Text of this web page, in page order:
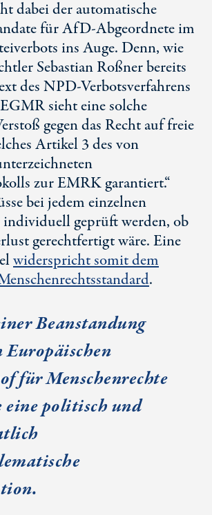
dabei der automatische
für AfD-Abgeordnete im
ins Auge. Denn, wie
Sebastian Roßner bereits
des NPD-Verbotsverfahrens
sieht eine solche
gegen das Recht auf freie
Artikel 3des von
zur EMRK garantiert.“
bei jedem einzelnen
geprüft werden, ob
gerechtfertigt wäre. Eine
widerspricht somit dem
.
Beanstandung
Europäischen
für Menschenrechte
eine politisch und